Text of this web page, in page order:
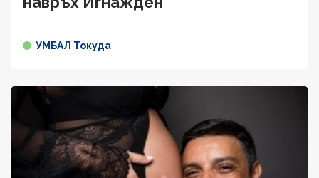
УМБАЛ Токуда